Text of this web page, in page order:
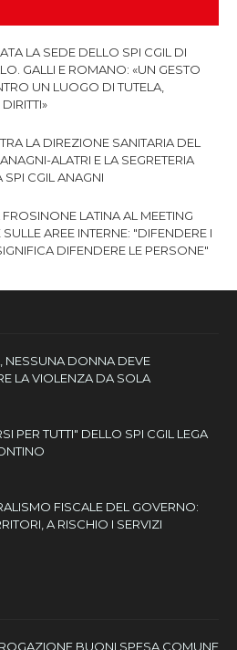
LA SEDE DELLO SPI CGIL DI
GALLI E ROMANO: «UN GESTO
UN LUOGO DI TUTELA,
LA DIREZIONE SANITARIA DEL
ALATRI E LA SEGRETERIA
SPI CGIL ANAGNI
LATINA AL MEETING
AREE INTERNE: "DIFENDERE I
DIFENDERE LE PERSONE"
NESSUNA DONNA DEVE
LA VIOLENZA DA SOLA
PER TUTTI" DELLO SPI CGIL LEGA
FISCALE DEL GOVERNO:
A RISCHIO I SERVIZI
BUONI SPESA COMUNE